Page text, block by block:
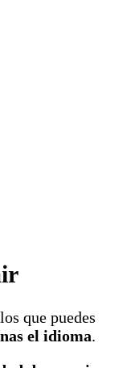
que puedes
el idioma.